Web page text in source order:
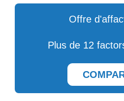
Offre
Plus de 12